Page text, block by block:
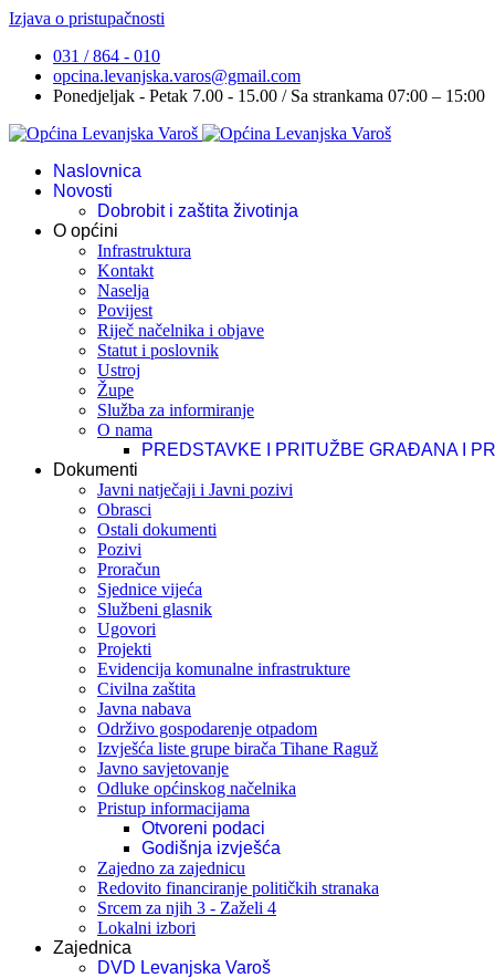
Izjava o pristupačnosti
031 / 864 - 010
opcina.levanjska.varos@gmail.com
Ponedjeljak - Petak 7.00 - 15.00 / Sa strankama 07:00 – 15:00
Naslovnica
Novosti
Dobrobit i zaštita životinja
O općini
Infrastruktura
Kontakt
Naselja
Povijest
Riječ načelnika i objave
Statut i poslovnik
Ustroj
Župe
Služba za informiranje
O nama
PREDSTAVKE I PRITUŽBE GRAĐANA I
Dokumenti
Javni natječaji i Javni pozivi
Obrasci
Ostali dokumenti
Pozivi
Proračun
Sjednice vijeća
Službeni glasnik
Ugovori
Projekti
Evidencija komunalne infrastrukture
Civilna zaštita
Javna nabava
Održivo gospodarenje otpadom
Izvješća liste grupe birača Tihane Raguž
Javno savjetovanje
Odluke općinskog načelnika
Pristup informacijama
Otvoreni podaci
Godišnja izvješća
Zajedno za zajednicu
Redovito financiranje političkih stranaka
Srcem za njih 3 - Zaželi 4
Lokalni izbori
Zajednica
DVD Levanjska Varoš